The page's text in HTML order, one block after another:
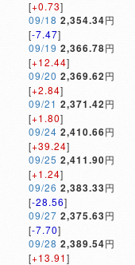
[+0.73]
09/18 2,354.34円
[-7.47]
09/19 2,366.78円
[+12.44]
09/20 2,369.62円
[+2.84]
09/21 2,371.42円
[+1.80]
09/24 2,410.66円
[+39.24]
09/25 2,411.90円
[+1.24]
09/26 2,383.33円
[-28.56]
09/27 2,375.63円
[-7.70]
09/28 2,389.54円
[+13.91]